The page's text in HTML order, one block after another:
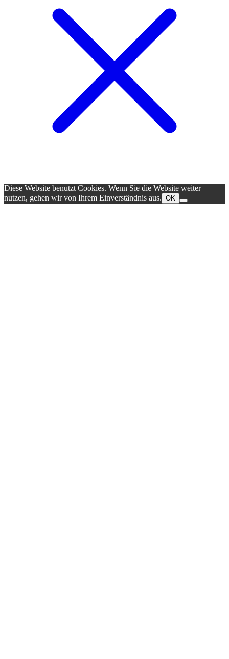
Diese Website benutzt Cookies. Wenn Sie die Website weiter
nutzen, gehen wir von Ihrem Einverständnis aus. OK